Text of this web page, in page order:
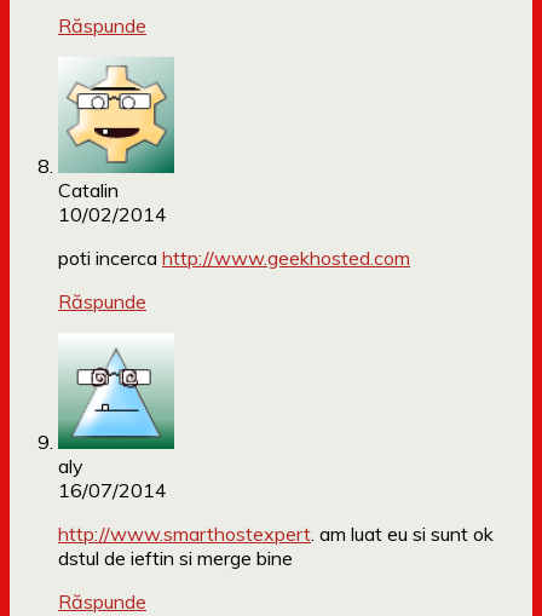
Răspunde
Catalin
10/02/2014
poti incerca http://www.geekhosted.com
Răspunde
aly
16/07/2014
http://www.smarthostexpert. am luat eu si sunt ok
dstul de ieftin si merge bine
Răspunde